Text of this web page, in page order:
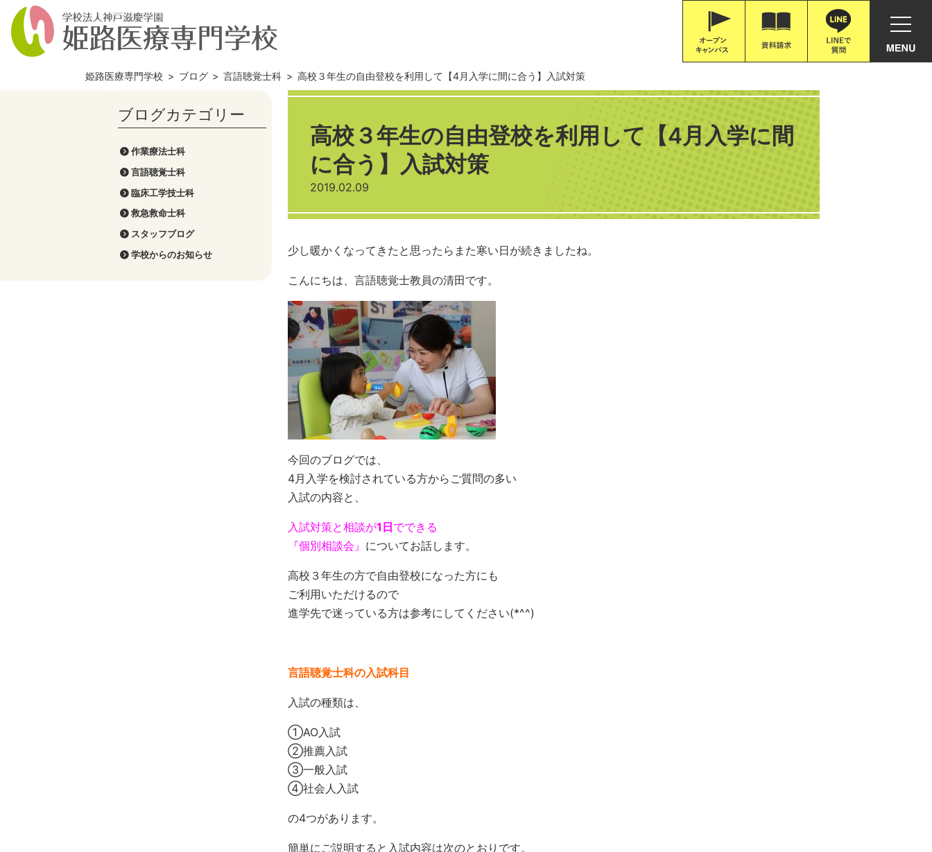
姫路医療専門学校 > ブログ > 言語聴覚士科 > 高校３年生の自由登校を利用して【4月入学に間に合う】入試対策
作業療法士科
言語聴覚士科
臨床工学技士科
救急救命士科
スタッフブログ
学校からのお知らせ
高校３年生の自由登校を利用して【4月入学に間
に合う】入試対策
2019.02.09
少し暖かくなってきたと思ったらまた寒い日が続きましたね。
こんにちは、言語聴覚士教員の清田です。
今回のブログでは、
4月入学を検討されている方からご質問の多い
入試の内容と、
入試対策と相談が1日でできる
『個別相談会』 についてお話します。
高校３年生の方で自由登校になった方にも
ご利用いただけるので
進学先で迷っている方は参考にしてください(*^^)
言語聴覚士科の入試科目
入試の種類は、
①AO入試
②推薦入試
③一般入試
④社会人入試
の4つがあります。
簡単にご説明すると入試内容は次のとおりです。